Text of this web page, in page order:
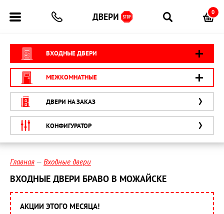
0
ВХОДНЫЕ ДВЕРИ
МЕЖКОМНАТНЫЕ
ДВЕРИ НА ЗАКАЗ
КОНФИГУРАТОР
Главная Входные двери
ВХОДНЫЕ ДВЕРИ БРАВО В МОЖАЙСКЕ
АКЦИИ ЭТОГО МЕСЯЦА!